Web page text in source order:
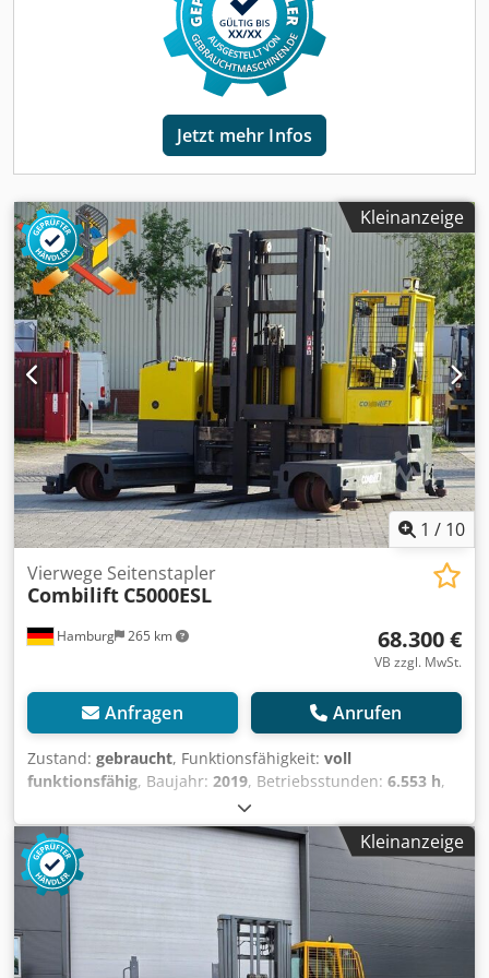
Dkjdpfxozk R Hgj Acmor Beschreibung: Wir haben neben
diesem Hubtex Modell noch ca. 200 Schwerlaststapler,
Kompaktstapler, Gabelstapler & Seitenstapler in unserem
Lager Hamburg und Danzig. Besuchen Sie unsere
Homepage - sago-online Mietkauf & Finanzierung zu
günstigen Konditionen sind für uns jederzeit machbar.
Gerne kaufen wir auch Ihren Gebrauchten frei an, auch
ohne dass Sie ein Fahrzeug bei uns erwerben. Unser
diesem DQX45-D P.S.: Unsere Stapler-Meisterwerkstatt ist
auf Reparatur, Instandsetzung, Überholung und
Sonderbau für Gabelstapler ab 8 to. spezialisiert. Gerne
stellen wir auch Ihr Fahrzeug bei uns zum
Kommissionsverkauf aus. Zinkenverstellgerät,
Zinkenverstellgerät Öffnungsbereich: 500/ 1 250 mm
Heizung, Vollkabine, Vollfreihub,
Jetzt mehr Infos
Kleinanzeige
1 / 10
Hamburg 265 km
Vierwege Seitenstapler
Combilift C5000ESL
68.300 €
VB zzgl. MwSt.
Anfragen Anrufen
Zustand: gebraucht, Funktionsfähigkeit: voll
funktionsfähig, Baujahr: 2019, Betriebsstunden: 6.553 h,
, Hubhöhe:7.200 mm
mm, Kraftstofftyp:elektrisch, Masttyp:Triplex, Bauhöhe:
3.520 mm
, Gabelträgerbreite:2.020 mm, Gabellänge:
2.050 mm
, Leergewicht: , Gesamtlänge:
mm, Antriebsart: Elektro 3.100 mm
, Vierwege
Seitenstapler Lastschwerpunkt: 1025 Gabelbreite: 200 mm
Gabeldicke: 70 mm Masttyp: Triplex Zustand: Einsatzbereit
und voll funktionsfähig Zustand Technisch: sehr gut
Kleinanzeige